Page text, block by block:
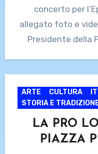
concerto per
allegato foto e
Presidente della
ARTE CULTURA
STORIA E
LA PRO
PIAZZA